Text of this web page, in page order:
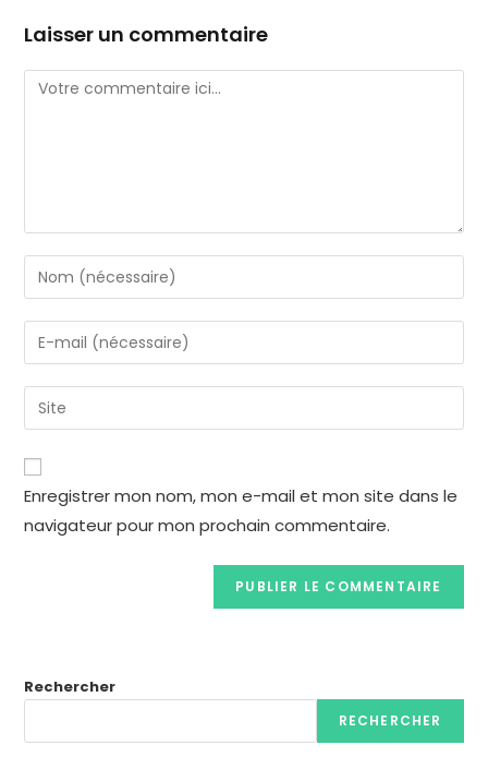
Laisser un commentaire
Enregistrer mon nom, mon e-mail et mon site dans le
navigateur pour mon prochain commentaire.
Rechercher
RECHERCHER